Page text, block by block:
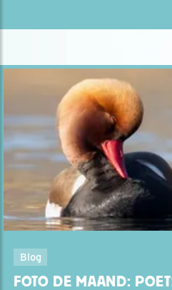
Blog
FOTO DE MAAND: